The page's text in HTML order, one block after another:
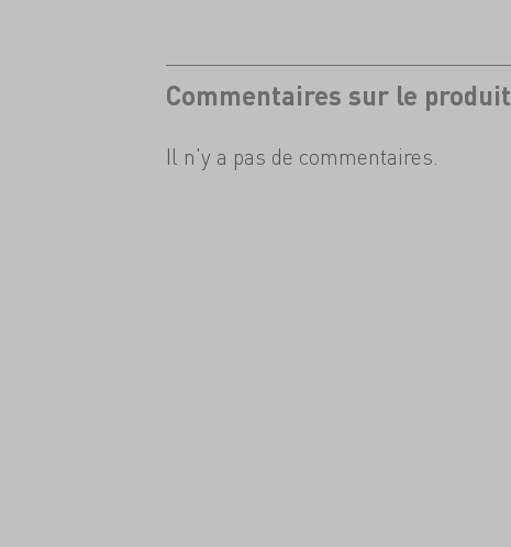
Commentaires sur le produit
Il n'y a pas de commentaires.